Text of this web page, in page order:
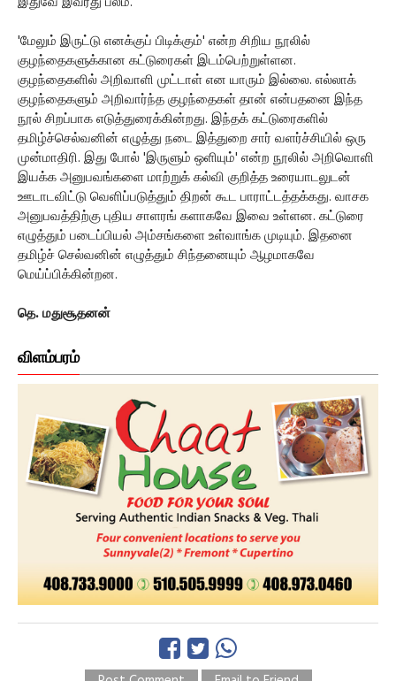
'மேலும் இருட்டு எனக்குப் பிடிக்கும்' என்ற சிறிய நூலில்
குழந்தைகளுக்கான கட்டுரைகள் இடம்பெற்றுள்ளன.
குழந்தைகளில் அறிவாளி முட்டாள் என யாரும் இல்லை. எல்லாக்
குழந்தைகளும் அறிவார்ந்த குழந்தைகள் தான் என்பதனை இந்த
நூல் சிறப்பாக எடுத்துரைக்கின்றது. இந்தக் கட்டுரைகளில்
தமிழ்ச்செல்வனின் எழுத்து நடை இத்துறை சார் வளர்ச்சியில் ஒரு
முன்மாதிரி. இது போல் 'இருளும் ஒளியும்' என்ற நூலில் அறிவொளி
இயக்க அனுபவங்களை மாற்றுக் கல்வி குறித்த உரையாடலுடன்
ஊடாடவிட்டு வெளிப்படுத்தும் திறன் கூட பாராட்டத்தக்கது. வாசக
அனுபவத்திற்கு புதிய சாளரங் களாகவே இவை உள்ளன. கட்டுரை
எழுத்தும் படைப்பியல் அம்சங்களை உள்வாங்க முடியும். இதனை
தமிழ்ச் செல்வனின் எழுத்தும் சிந்தனையும் ஆழமாகவே
மெய்ப்பிக்கின்றன.
தெ. மதுசூதனன்
விளம்பரம்